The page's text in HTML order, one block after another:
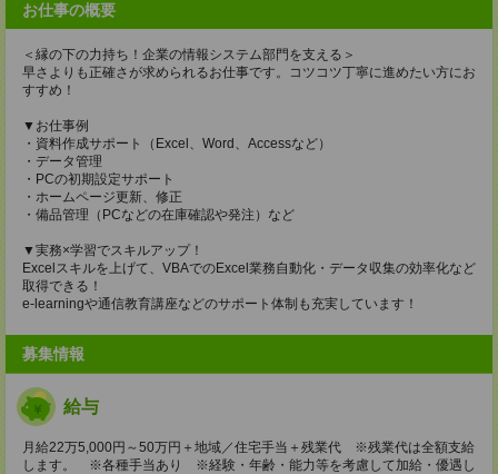
お仕事の概要
＜縁の下の力持ち！企業の情報システム部門を支える＞
早さよりも正確さが求められるお仕事です。コツコツ丁寧に進めたい方にお
すすめ！
▼お仕事例
・資料作成サポート（Excel、Word、Accessなど）
・データ管理
・PCの初期設定サポート
・ホームページ更新、修正
・備品管理（PCなどの在庫確認や発注）など
▼実務×学習でスキルアップ！
Excelスキルを上げて、VBAでのExcel業務自動化・データ収集の効率化など
取得できる！
e-learningや通信教育講座などのサポート体制も充実しています！
募集情報
給与
月給22万5,000円～50万円＋地域／住宅手当＋残業代 ※残業代は全額支給
します。 ※各種手当あり ※経験・年齢・能力等を考慮して加給・優遇し